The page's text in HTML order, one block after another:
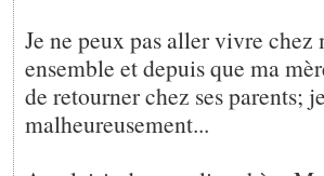
Je ne peux pas aller vivre
ensemble et depuis que ma
de retourner chez ses parents;
malheureusement...